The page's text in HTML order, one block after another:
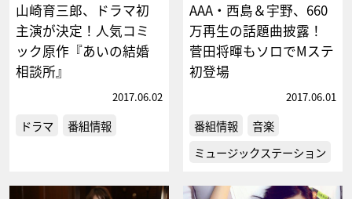
山崎育三郎、ドラマ初
主演が決定！人気コミ
ック原作『あいの結婚
相談所』
2017.06.02
ドラマ 番組情報
AAA・西島＆宇野、660
万再生の話題曲披露！
菅田将暉もソロでMステ
初登場
2017.06.01
番組情報
音楽
ミュージックステーション